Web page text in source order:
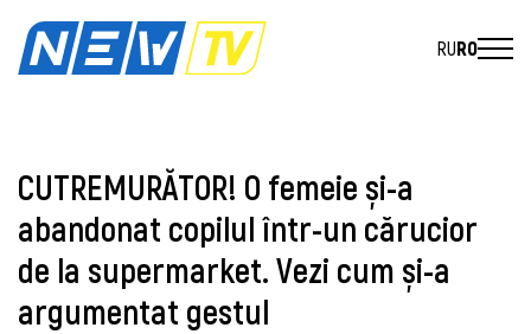
RURO
CUTREMURĂTOR! O femeie și-a
abandonat copilul într-un cărucior
de la supermarket. Vezi cum și-a
argumentat gestul